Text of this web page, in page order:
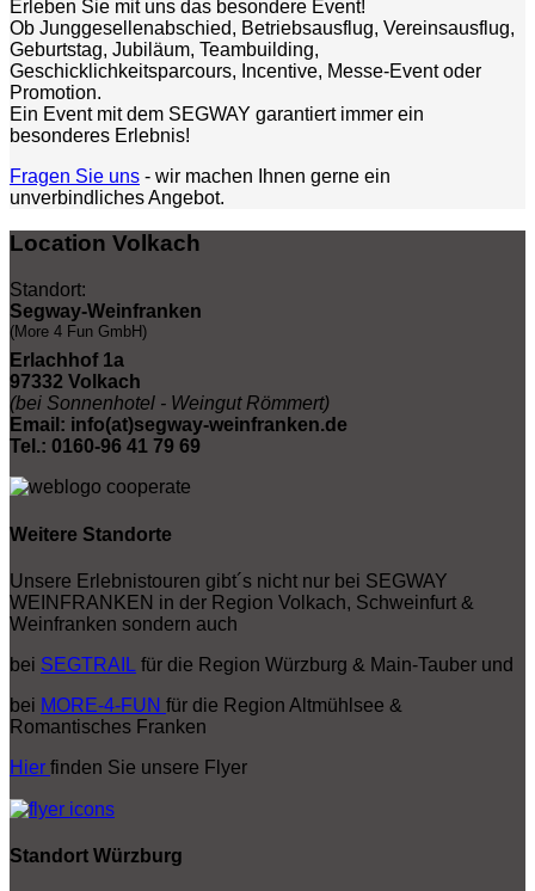
Erleben Sie mit uns das besondere Event!
Ob Junggesellenabschied, Betriebsausflug, Vereinsausflug,
Geburtstag, Jubiläum, Teambuilding,
Geschicklichkeitsparcours, Incentive, Messe-Event oder
Promotion.
Ein Event mit dem SEGWAY garantiert immer ein
besonderes Erlebnis!
Fragen Sie uns - wir machen Ihnen gerne ein
unverbindliches Angebot.
Location Volkach
Standort:
Segway-Weinfranken
(More 4 Fun GmbH)
Erlachhof 1a
97332 Volkach
(bei Sonnenhotel - Weingut Römmert)
Email: info(at)segway-weinfranken.de
Tel.: 0160-96 41 79 69
Weitere Standorte
Unsere Erlebnistouren gibt´s nicht nur bei SEGWAY
WEINFRANKEN in der Region Volkach, Schweinfurt &
Weinfranken sondern auch
bei SEGTRAIL für die Region Würzburg & Main-Tauber und
bei MORE-4-FUN für die Region Altmühlsee &
Romantisches Franken
Hier finden Sie unsere Flyer
Standort Würzburg